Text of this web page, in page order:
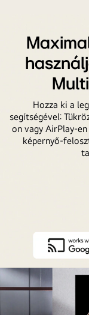
Hozza ki a
segítségével:
on vagy AirPlay-
képernyő-